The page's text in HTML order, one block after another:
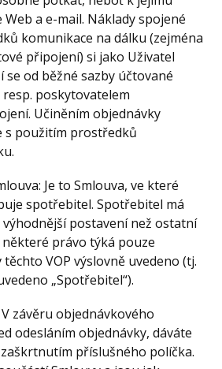
a e-mail. Náklady spojené
komunikace na dálku (zejména
připojení) si jako Uživatel
se od běžné sazby účtované
poskytovatelem
Učiněním objednávky
s použitím prostředků
Je to Smlouva, ve které
spotřebitel. Spotřebitel má
postavení než ostatní
některé právo týká pouze
VOP výslovně uvedeno (tj.
„Spotřebitel“).
V závěru objednávkového
odesláním objednávky, dáváte
zaškrtnutím příslušného políčka.